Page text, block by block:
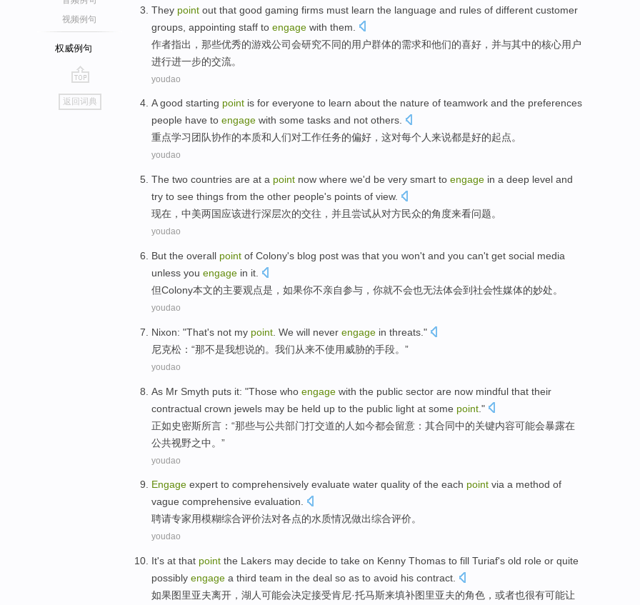
视频例句
权威例句
go
top
返回词典
They point out that good gaming firms must learn the language and rules of different customer
groups appointing staff to engage with them.
作者指出 ， 那些优秀的游戏公司会研究不同的用户群体的需求和他们的喜好 ，并与其中的核心用户
进行进一步的交流。
youdao
Agood starting point is for everyone to learn about the nature of teamwork and the preferences
people have to engage with some tasks and not others.
重点学习团队协作的本质和人们对工作任务的偏好 ， 这对每个人来说都是好的起点。
youdao
The two countries are at a point now where we'd be very smart to engage in a deep level and
try to see things from the other people's points of view.
现在 ，中美两国应该进行深层次的交往， 并且 尝试从对方民众的角度来看问题。
youdao
But the overall point of Colony's blog post was that you won't and you can't get social media
unless you engage in it.
但Colony本文的主要观点是 ， 如果你不亲自参与 ，你就不会也无法体会到社会性媒体的妙处。
youdao
Nixon: "That's not my point We will never engage in threats ."
尼克松 ：“那不是我想说的。 我们从来不使用威胁的手段。”
youdao
As Mr Smyth puts it: "Those who engage with the public sector are now mindful that their
contractual crown jewels may be held up to the public light at some point ."
正如史密斯所言：“那些与公共部门打交道的人如今都会留意 ： 其合同中的关键内容可能会暴露在
公共视野之中。”
youdao
Engage expert to comprehensively evaluate water quality of the each point via a method of
vague comprehensive evaluation.
聘请专家用模糊综合评价法对各点的水质情况做出综合评价。
youdao
It's at that point the Lakers may decide to take on Kenny Thomas to fill Turiaf's old role or quite
possibly engage a third team in the deal so as to avoid his contract
如果图里亚夫离开， 湖人可能会决定接受肯尼·托马斯来填补图里亚夫的角色 ， 或者也很有可能让